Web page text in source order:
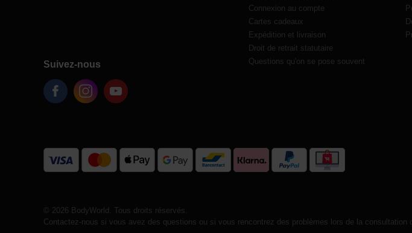
Suivez-nous
Connexion au compte
Cartes cadeaux
Expédition et livraison
Droit de retrait statutaire
Questions qu'on se pose souvent
© 2026 BodyWorld. Tous droits réservés.
Contactez-nous si vous avez des questions ou si vous rencontrez des problèmes lors de la consultation